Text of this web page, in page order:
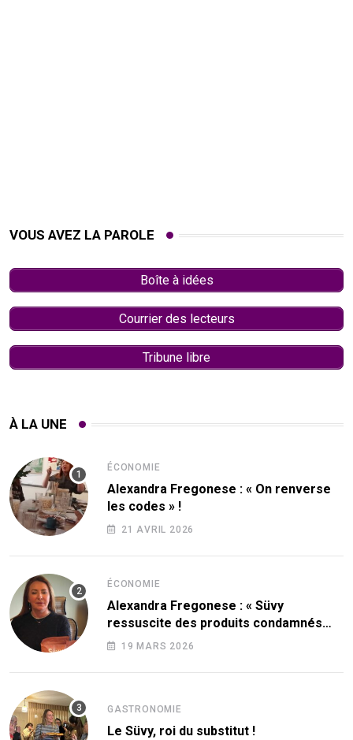
VOUS AVEZ LA PAROLE
Boîte à idées
Courrier des lecteurs
Tribune libre
À LA UNE
ÉCONOMIE
Alexandra Fregonese : « On renverse
les codes » !
21 AVRIL 2026
ÉCONOMIE
Alexandra Fregonese : « Süvy
ressuscite des produits condamnés
par le sucre ! »
19 MARS 2026
GASTRONOMIE
Le Süvy, roi du substitut !